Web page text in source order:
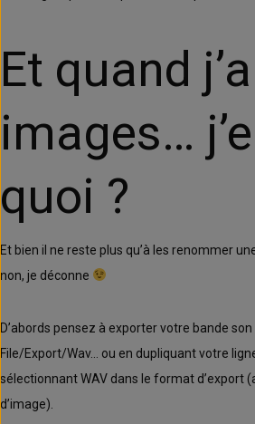
Et quand
images…
quoi ?
Et bien il ne reste plus qu’à les renommer
non, je déconne
D’abords pensez à exporter votre bande
File/Export/Wav… ou en dupliquant votre
sélectionnant WAV dans le format d’export
d’image).